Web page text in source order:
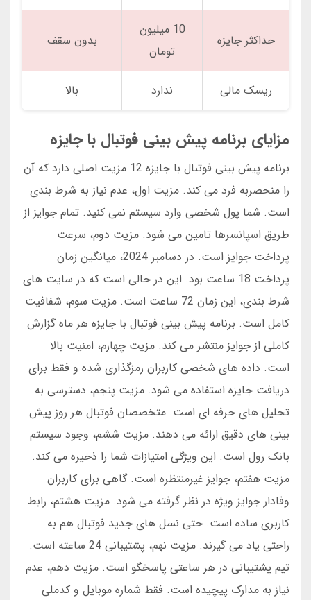
حداکثر جایزه
10 میلیون
تومان
بدون سقف
ریسک مالی ندارد بالا
مزایای برنامه پیش بینی فوتبال با جایزه
برنامه پیش بینی فوتبال با جایزه 12 مزیت اصلی دارد که آن
را منحصربه فرد می کند. مزیت اول، عدم نیاز به شرط بندی
است. شما پول شخصی وارد سیستم نمی کنید. تمام جوایز از
طریق اسپانسرها تامین می شود. مزیت دوم، سرعت
پرداخت جوایز است. در دسامبر 2024، میانگین زمان
پرداخت 18 ساعت بود. این در حالی است که در سایت های
شرط بندی، این زمان 72 ساعت است. مزیت سوم، شفافیت
کامل است. برنامه پیش بینی فوتبال با جایزه هر ماه گزارش
کاملی از جوایز منتشر می کند. مزیت چهارم، امنیت بالا
است. داده های شخصی کاربران رمزگذاری شده و فقط برای
دریافت جایزه استفاده می شود. مزیت پنجم، دسترسی به
تحلیل های حرفه ای است. متخصصان فوتبال هر روز پیش
بینی های دقیق ارائه می دهند. مزیت ششم، وجود سیستم
بانک رول است. این ویژگی امتیازات شما را ذخیره می کند.
مزیت هفتم، جوایز غیرمنتظره است. گاهی برای کاربران
وفادار جوایز ویژه در نظر گرفته می شود. مزیت هشتم، رابط
کاربری ساده است. حتی نسل های جدید فوتبال هم به
راحتی یاد می گیرند. مزیت نهم، پشتیبانی 24 ساعته است.
تیم پشتیبانی در هر ساعتی پاسخگو است. مزیت دهم، عدم
نیاز به مدارک پیچیده است. فقط شماره موبایل و کدملی